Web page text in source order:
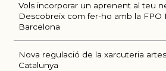
Vols incorporar un aprenent al teu
Descobreix com fer-ho amb la FPO
Barcelona
Nova regulació de la xarcuteria
Catalunya